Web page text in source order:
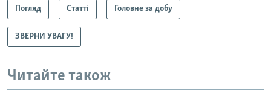
Погляд Статті Головне за добу
ЗВЕРНИ УВАГУ!
Читайте також